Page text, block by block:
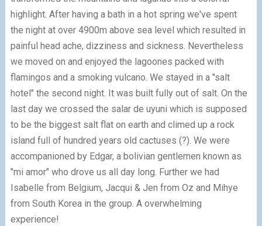
highlight. After having a bath in a hot spring we've spent
the night at over 4900m above sea level which resulted in
painful head ache, dizziness and sickness. Nevertheless
we moved on and enjoyed the lagoones packed with
flamingos and a smoking vulcano. We stayed in a "salt
hotel" the second night. It was built fully out of salt. On the
last day we crossed the salar de uyuni which is supposed
to be the biggest salt flat on earth and climed up a rock
island full of hundred years old cactuses (?). We were
accompanioned by Edgar, a bolivian gentlemen known as
"mi amor" who drove us all day long. Further we had
Isabelle from Belgium, Jacqui & Jen from Oz and Mihye
from South Korea in the group. A overwhelming
experience!